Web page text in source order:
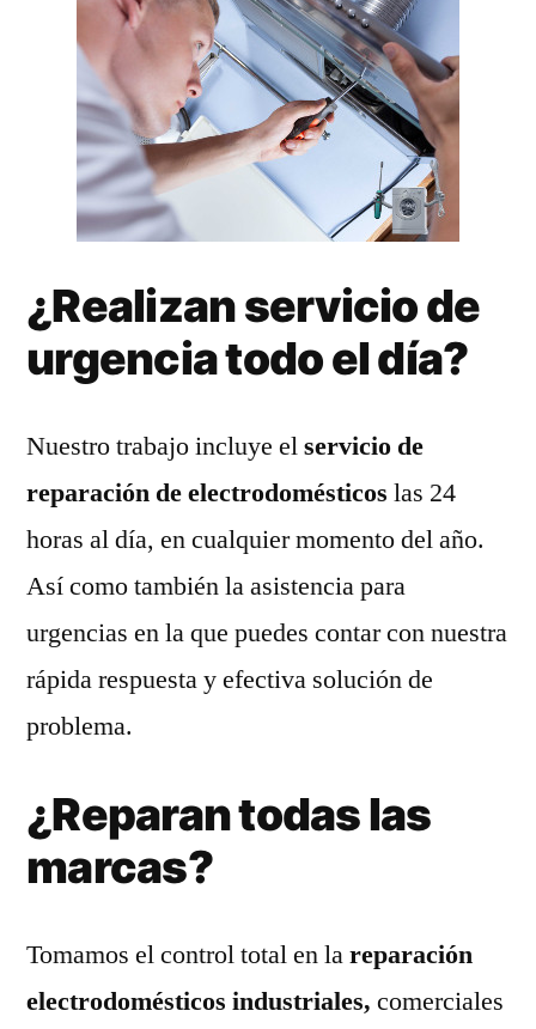
¿Realizan servicio de
urgencia todo el día?
Nuestro trabajo incluye elservicio de
reparación de electrodomésticos las 24
horas al día, en cualquier momento del año.
Así como también la asistencia para
urgencias en la que puedes contar con nuestra
rápida respuesta y efectiva solución de
problema.
¿Reparan todas las
marcas?
Tomamos el control total en lareparación
electrodomésticos industriales, comerciales